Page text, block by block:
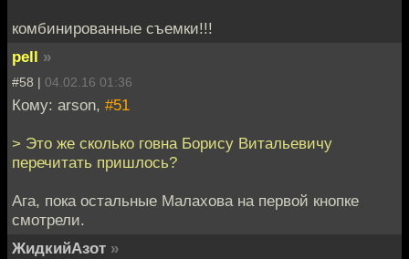
комбинированные съемки!!!
pell »
#58 | 04.02.16 01:36
Кому: arson, #51
> Это же сколько говна Борису Витальевичу
перечитать пришлось?
Ага, пока остальные Малахова на первой кнопке
смотрели.
ЖидкийАзот »